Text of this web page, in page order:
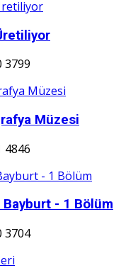
3799
Müzesi
4846
- 1 Bölüm
3704